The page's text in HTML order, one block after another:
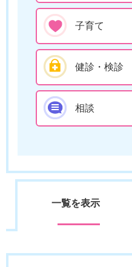
子育て
健診・検診
相談
一覧を表示